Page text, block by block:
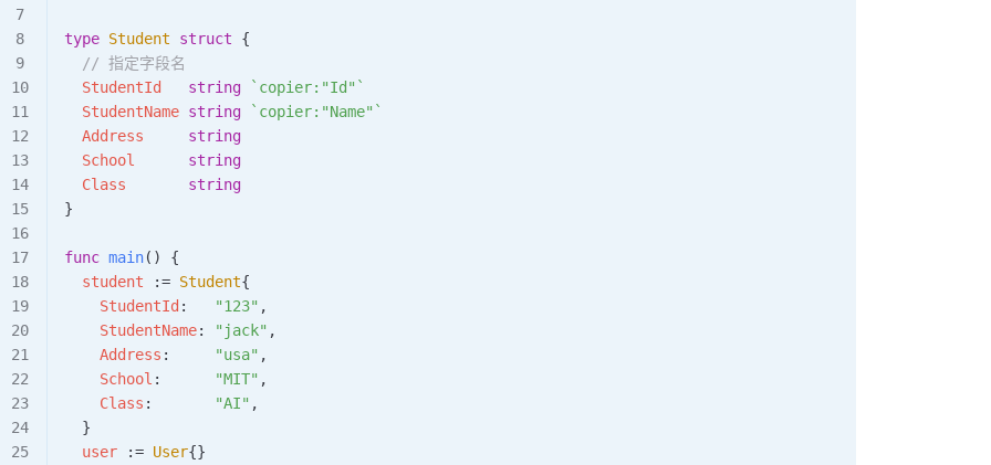
type Student struct {
  // 指定字段名
  StudentId
   string
`copier:"Id"`
  StudentName
string `copier:"Name"`
  Address
     string
  School
      string
  Class
       string
}
func main() {
  student
:= Student{
    StudentId
: "123" ,
    StudentName
: "jack" ,
    Address
: "usa" ,
    School
: "MIT" ,
    Class
: "AI" ,
  }
  user
:= User{}